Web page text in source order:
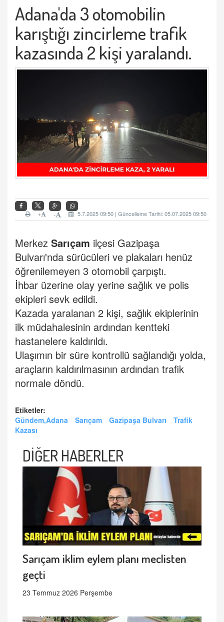
Adana'da 3 otomobilin
karıştığı zincirleme trafik
kazasında 2 kişi yaralandı.
5.7.2025 09:50 | Güncelleme Tarihi: 05.07.2025 09:50
-
+
Merkez Sarıçam ilçesi Gazipaşa
Bulvarı'nda sürücüleri ve plakaları henüz
öğrenilemeyen 3 otomobil çarpıştı.
İhbar üzerine olay yerine sağlık ve polis
ekipleri sevk edildi.
Kazada yaralanan 2 kişi, sağlık ekiplerinin
ilk müdahalesinin ardından kentteki
hastanelere kaldırıldı.
Ulaşımın bir süre kontrollü sağlandığı yolda,
araçların kaldırılmasının ardından trafik
normale döndü.
Etiketler:
Gündem,Adana
Sarıçam Gazipaşa Bulvarı
Trafik
Kazası
DİĞER HABERLER
Sarıçam iklim eylem planı meclisten
geçti
23 Temmuz 2026 Perşembe